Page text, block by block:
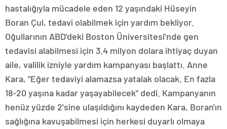
hastalığıyla mücadele eden 12 yaşındaki Hüseyin
Boran Çul, tedavi olabilmek için yardım bekliyor.
Oğullarının ABD'deki Boston Üniversitesi'nde gen
tedavisi alabilmesi için 3.4 milyon dolara ihtiyaç duyan
aile, valilik izniyle yardım kampanyası başlattı. Anne
Kara, "Eğer tedaviyi alamazsa yatalak olacak. En fazla
18-20 yaşına kadar yaşayabilecek" dedi. Kampanyanın
henüz yüzde 2'sine ulaşıldığını kaydeden Kara, Boran'ın
sağlığına kavuşabilmesi için herkesi duyarlı olmaya